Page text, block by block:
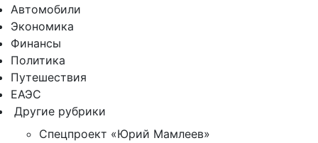
Автомобили
Экономика
Финансы
Политика
Путешествия
ЕАЭС
Другие рубрики
Спецпроект «Юрий Мамлеев»